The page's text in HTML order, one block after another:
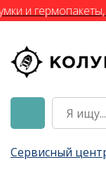
и гермопакеты,
Сервисный